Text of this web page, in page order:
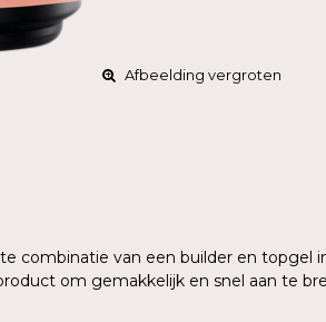
Afbeelding vergroten
combinatie van een builder en topgel
om gemakkelijk en snel aan te